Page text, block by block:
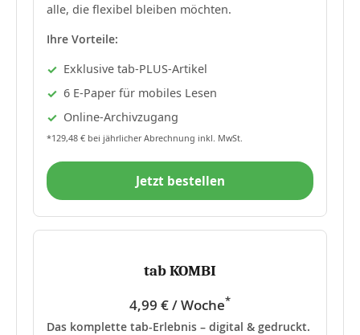
alle, die flexibel bleiben möchten.
Ihre Vorteile:
Exklusive tab-PLUS-Artikel
6 E-Paper für mobiles Lesen
Online-Archivzugang
*129,48 € bei jährlicher Abrechnung inkl. MwSt.
Jetzt bestellen
tab KOMBI
4,99 € / Woche*
Das komplette tab-Erlebnis – digital & gedruckt.